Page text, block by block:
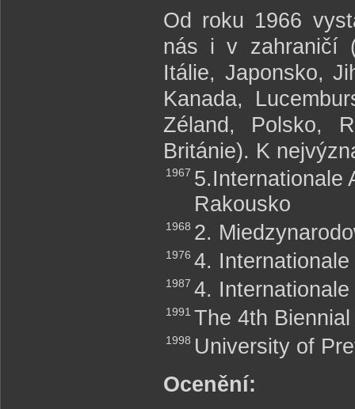
Od roku 1966
nás i v zahraničí
Itálie, Japonsko,
Kanada,
Zéland, Polsko,
Británie). K
1967 5.Internationale
Rakousko
1968 2.
1976 4.
1987 4.
1991 The 4th
1998 University of
Ocenění: